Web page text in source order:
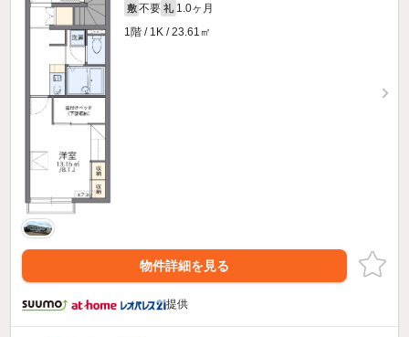
敷 不要 礼 1.0ヶ月
1階 / 1K / 23.61㎡
物件詳細を見る
提供